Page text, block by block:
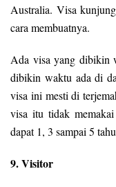
Australia. Visa
cara membuatnya.
Ada visa yang dibikin
dibikin waktu ada di
visa ini mesti di
visa itu tidak
dapat 1, 3 sampai 5
9. Visitor